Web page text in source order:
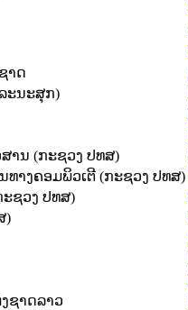
າດ
ະນະສຸກ)
ານ (ກະຊວງ ປທສ)
າງຄອມພິວເຕີ (ກະຊວງ ປທສ)
ຊວງ ປທສ)
)
ຊາດ​ລາວ